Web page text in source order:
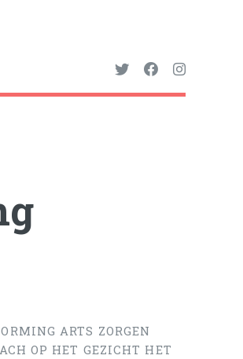
ARTS ZORGEN
OP HET GEZICHT HET